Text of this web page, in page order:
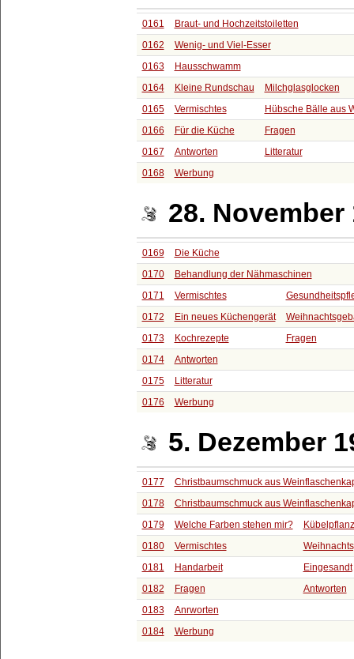
0161
Braut- und Hochzeitstoiletten
0162
Wenig- und Viel-Esser
0163
Hausschwamm
0164
Kleine Rundschau
Milchglasglocken
0165
Vermischtes
Hübsche Bälle aus
0166
Für die Küche
Fragen
0167
Antworten
Litteratur
0168
Werbung
28. November
0169
Die Küche
0170
Behandlung der Nähmaschinen
0171
Vermischtes
0172
Ein neues Küchengerät
0173
Kochrezepte
Fragen
0174
Antworten
0175
Litteratur
0176
Werbung
5. Dezember
0177
Christbaumschmuck aus
0178
Christbaumschmuck aus
0179
Welche Farben stehen mir?
0180
Vermischtes
0181
Handarbeit
Eingesandt
0182
Fragen
Antworten
0183
Anrworten
0184
Werbung